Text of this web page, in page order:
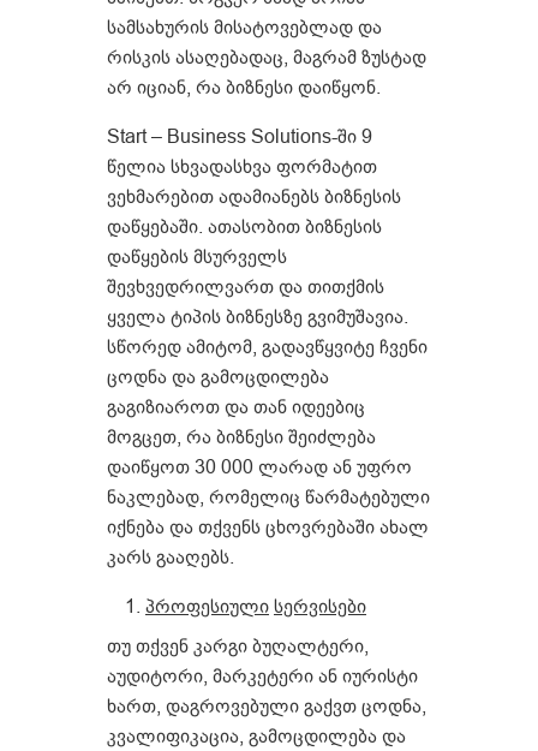
სამსახურის მისატოვებლად და
რისკის ასაღებადაც, მაგრამ ზუსტად
არ იციან, რა ბიზნესი დაიწყონ.
Start – Business Solutions-ში 9
წელია სხვადასხვა ფორმატით
ვეხმარებით ადამიანებს ბიზნესის
დაწყებაში. ათასობით ბიზნესის
დაწყების მსურველს
შევხვედრილვართ და თითქმის
ყველა ტიპის ბიზნესზე გვიმუშავია.
სწორედ ამიტომ, გადავწყვიტე ჩვენი
ცოდნა და გამოცდილება
გაგიზიაროთ და თან იდეებიც
მოგცეთ, რა ბიზნესი შეიძლება
დაიწყოთ 30 000 ლარად ან უფრო
ნაკლებად, რომელიც წარმატებული
იქნება და თქვენს ცხოვრებაში ახალ
კარს გააღებს.
პროფესიული სერვისები
თუ თქვენ კარგი ბუღალტერი,
აუდიტორი, მარკეტერი ან იურისტი
ხართ, დაგროვებული გაქვთ ცოდნა,
კვალიფიკაცია, გამოცდილება და